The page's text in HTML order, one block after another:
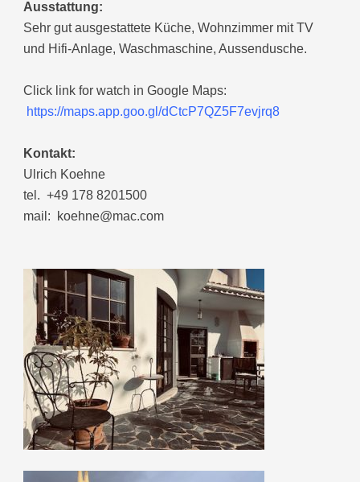
Ausstattung:
Sehr gut ausgestattete Küche, Wohnzimmer mit TV
und Hifi-Anlage, Waschmaschine, Aussendusche.
Click link for watch in Google Maps:
https://maps.app.goo.gl/dCtcP7QZ5F7evjrq8
Kontakt:
Ulrich Koehne
tel. +49 178 8201500
mail: koehne@mac.com